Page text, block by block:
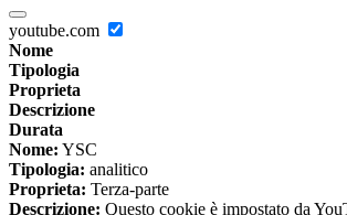
youtube.com
Nome
Tipologia
Proprieta
Descrizione
Durata
Nome: YSC
Tipologia: analitico
Proprieta: Terza-parte
Descrizione: Questo cookie è impostato da